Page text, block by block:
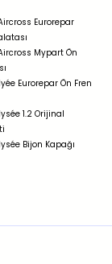
Eurorepar
Mypart Ön
Eurorepar Ön Fren
1.2 Orijinal
Bijon Kapağı